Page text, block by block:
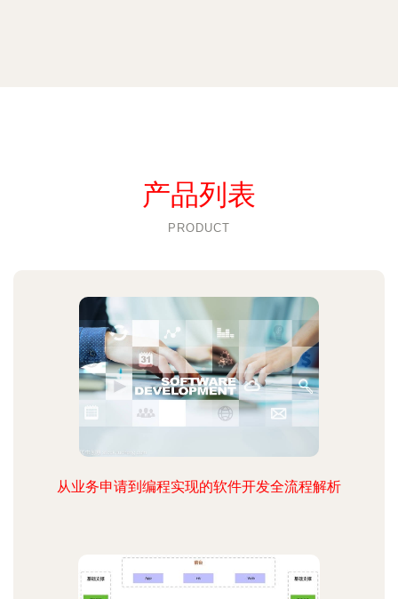
产品列表
PRODUCT
从业务申请到编程实现的软件开发全流程解析